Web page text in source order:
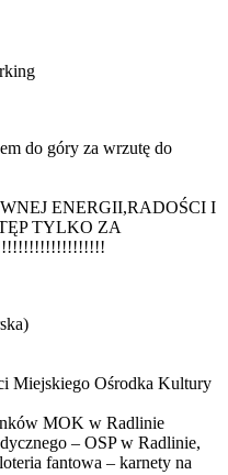
do góry za wrzutę do
ENERGII,RADOŚCI I
TYLKO ZA
Miejskiego Ośrodka Kultury
MOK w Radlinie
– OSP w Radlinie,
fantowa – karnety na